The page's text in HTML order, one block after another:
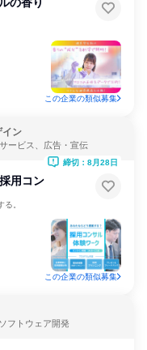
この企業の類似募集
イン
ービス、広告・宣伝
用コン
。
締切：8月28日
この企業の類似募集
フトウェア開発